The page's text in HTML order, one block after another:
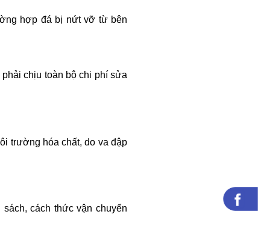
hợp đá bị nứt vỡ từ bên
chịu toàn bộ chi phí sửa
trường hóa chất, do va đập
cách thức vận chuyển